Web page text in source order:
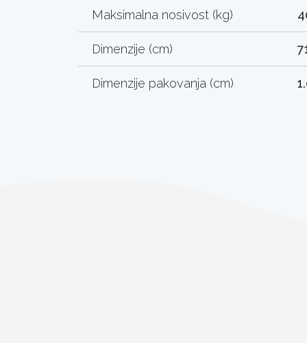
Maksimalna nosivost (kg)
Dimenzije (cm)
Dimenzije pakovanja (cm)